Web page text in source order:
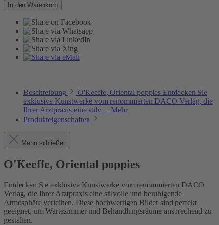
In den Warenkorb
Beschreibung
O'Keeffe, Oriental poppies Entdecken Sie
exklusive Kunstwerke vom renommierten DACO Verlag, die
Ihrer Arztpraxis eine stilv… Mehr
Produkteigenschaften
Menü schließen
O'Keeffe, Oriental poppies
Entdecken Sie exklusive Kunstwerke vom renommierten DACO
Verlag, die Ihrer Arztpraxis eine stilvolle und beruhigende
Atmosphäre verleihen. Diese hochwertigen Bilder sind perfekt
geeignet, um Wartezimmer und Behandlungsräume ansprechend zu
gestalten.